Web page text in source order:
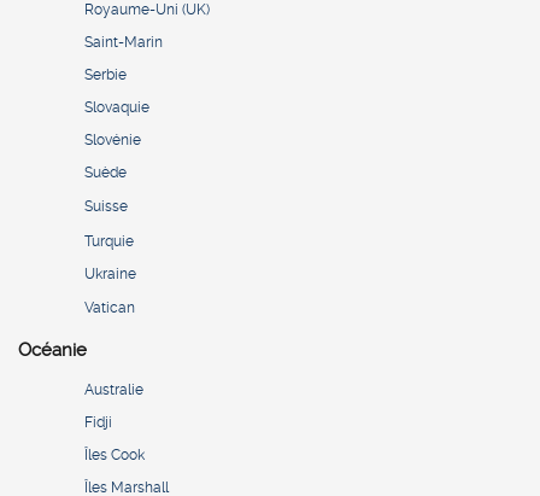
Royaume-Uni (UK)
Saint-Marin
Serbie
Slovaquie
Slovénie
Suède
Suisse
Turquie
Ukraine
Vatican
Océanie
Australie
Fidji
Îles Cook
Îles Marshall